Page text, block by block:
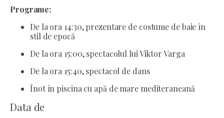
Programe:
De la ora 14:30, prezentare de costume de baie în
stil de epocă
De la ora 15:00, spectacolul lui Viktor Varga
De la ora 15:40, spectacol de dans
Înot în piscina cu apă de mare mediteraneană
Data de